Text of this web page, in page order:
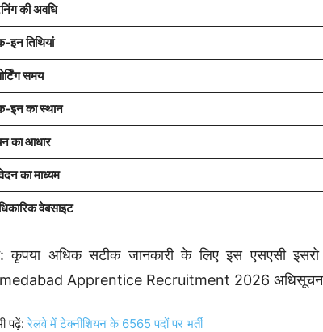
की अवधि
इन तिथियां
समय
इन का स्थान
का आधार
का माध्यम
वेबसाइट
कृपया अधिक सटीक जानकारी के लिए इस एसएसी
Apprentice Recruitment 2026
पढ़ें:रेलवे में टेक्नीशियन के 6565 पदों पर भर्ती